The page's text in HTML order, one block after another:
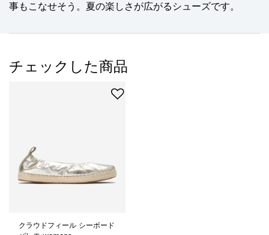
事もこなせそう。夏の楽しさが広がるシューズです。
チェックした商品
クラウドフィール シーボード